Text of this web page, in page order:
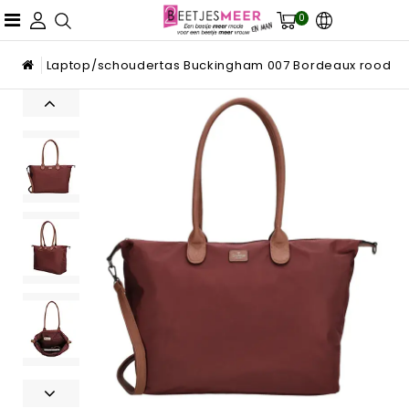
0
Laptop/schoudertas Buckingham 007 Bordeaux rood